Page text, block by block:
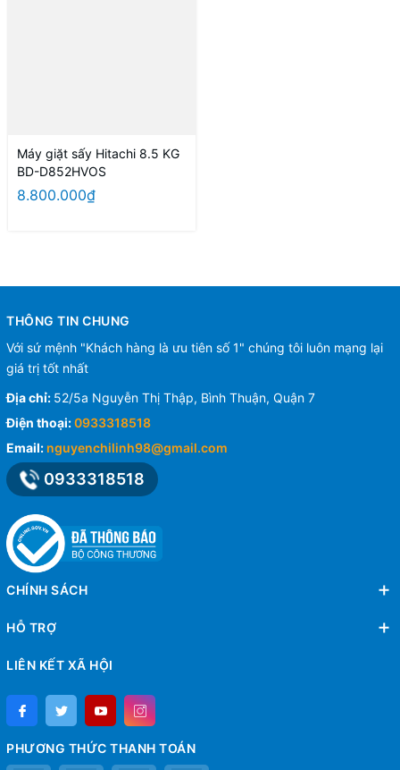
Máy giặt sấy Hitachi 8.5 KG
BD-D852HVOS
8.800.000₫
THÔNG TIN CHUNG
Với sứ mệnh "Khách hàng là ưu tiên số 1" chúng tôi luôn mạng lại
giá trị tốt nhất
Địa chỉ: 52/5a Nguyễn Thị Thập, Bình Thuận, Quận 7
Điện thoại:0933318518
Email: nguyenchilinh98@gmail.com
0933318518
CHÍNH SÁCH
HỖ TRỢ
LIÊN KẾT XÃ HỘI
PHƯƠNG THỨC THANH TOÁN